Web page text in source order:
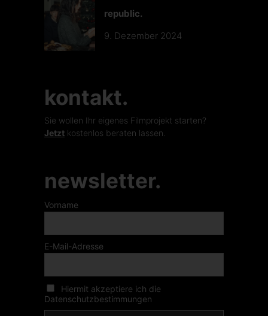
republic.
9. Dezember 2024
kontakt.
Sie wollen Ihr eigenes Filmprojekt starten?
Jetzt kostenlos beraten lassen.
newsletter.
Vorname
E-Mail-Adresse
Hiermit akzeptiere ich die
Datenschutzbestimmungen